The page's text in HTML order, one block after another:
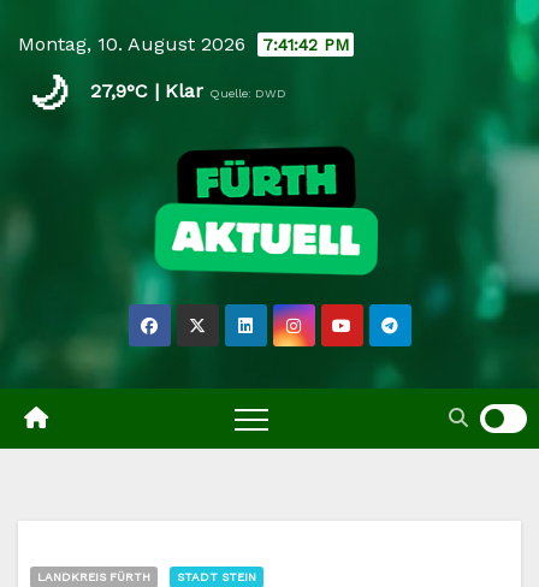
content
Montag, 10. August 2026 7:41:42 PM
🌙 27,9°C | Klar Quelle: DWD
LANDKREIS FÜRTH STADT STEIN